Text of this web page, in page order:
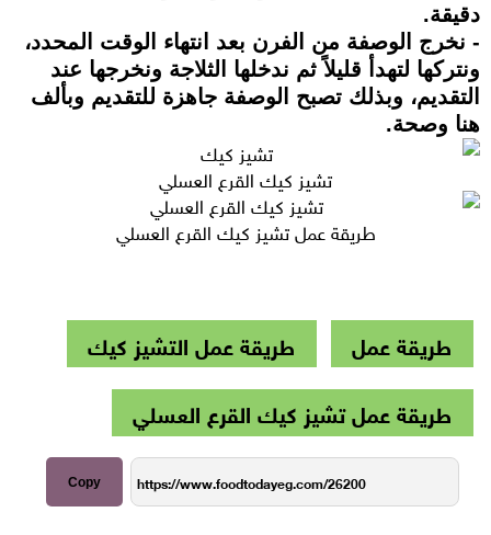
دقيقة.
- نخرج الوصفة من الفرن بعد انتهاء الوقت المحدد،
ونتركها لتهدأ قليلاً ثم ندخلها الثلاجة ونخرجها عند
التقديم، وبذلك تصبح الوصفة جاهزة للتقديم وبألف
هنا وصحة.
تشيز كيك القرع العسلي
طريقة عمل تشيز كيك القرع العسلي
طريقة عمل
طريقة عمل التشيز كيك
طريقة عمل تشيز كيك القرع العسلي
Copy